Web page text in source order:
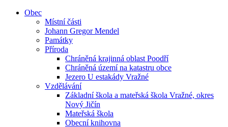
Obec
Místní části
Johann Gregor Mendel
Památky
Příroda
Chráněná krajinná oblast Poodří
Chráněná území na katastru obce
Jezero U estakády Vražné
Vzdělávání
Základní škola a mateřská škola Vražné, okres
Nový Jičín
Mateřská škola
Obecní knihovna